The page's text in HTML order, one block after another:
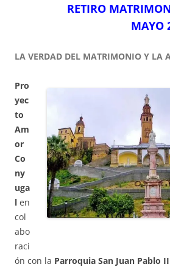
RETIRO
MAYO
LA VERDAD DEL MATRIMONIO Y LA
Pro
yec
to
Am
or
Co
ny
uga
l en
col
abo
raci
ón con la Parroquia San Juan Pablo